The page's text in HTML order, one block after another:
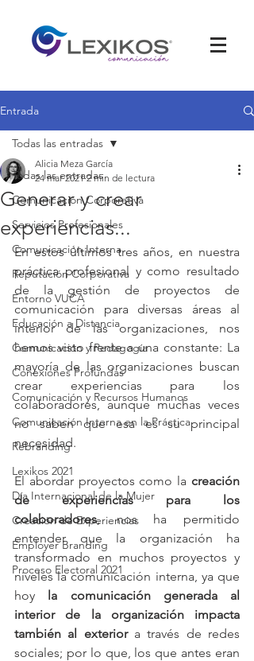
Entrada
Todas las entradas
Comunicación Corporativa
Servicios Profesionales
Comunicación Interna
Reputación Corporativa
Entorno VUCA
Educación a Distancia
Comunicación y Pedagogía
Conexiones Profundas
Comunicación y Recursos Humanos
Comunicación Interna en la Práctica
Rebranding
Lexikos 2021
Día Internacional de la Mujer
Creación de Experiencias
Employer Branding
Proceso Electoral 2021
Todas las entradas
Generar y crear
experiencias...
Alicia Meza García
24 mar 2021 2 min de lectura
En estos últimos tres años, en nuestra
práctica profesional y como resultado
de la gestión de proyectos de
comunicación para diversas áreas al
interior de las organizaciones, nos
hemos visto frente a una constante: La
mayoría de las organizaciones buscan
crear experiencias para los
colaboradores, aunque muchas veces
no saben que esa es su principal
necesidad.
El abordar proyectos como la creación
de experiencias para los
colaboradores, nos ha permitido
entender que la organización ha
transformado en muchos proyectos y
niveles la comunicación interna, ya que
hoy la comunicación generada al
interior de la organización impacta
también al exterior a través de redes
sociales; por lo que, los que antes eran